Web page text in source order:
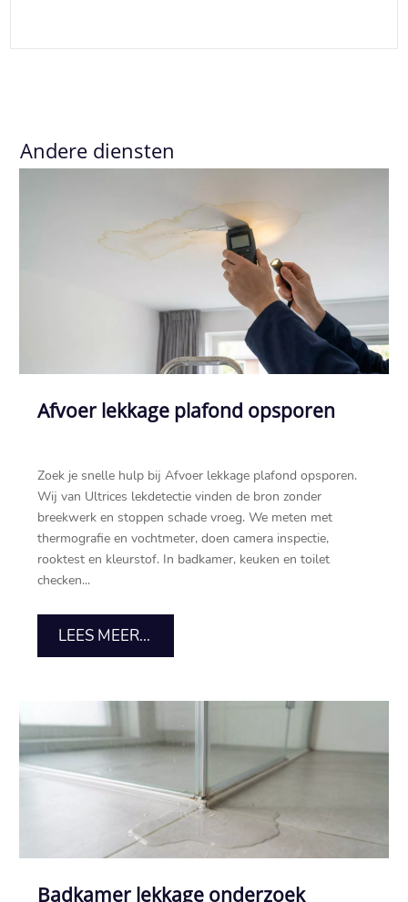
Andere diensten
Afvoer lekkage plafond opsporen
Zoek je snelle hulp bij Afvoer lekkage plafond opsporen.
Wij van Ultrices lekdetectie vinden de bron zonder
breekwerk en stoppen schade vroeg. We meten met
thermografie en vochtmeter, doen camera inspectie,
rooktest en kleurstof. In badkamer, keuken en toilet
checken...
LEES MEER...
Badkamer lekkage onderzoek